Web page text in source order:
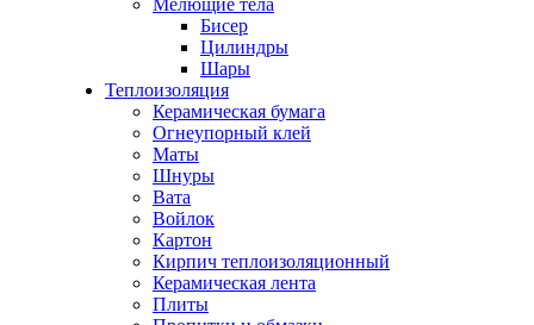
Мелющие тела
Бисер
Цилиндры
Шары
Теплоизоляция
Керамическая бумага
Огнеупорный клей
Маты
Шнуры
Вата
Войлок
Картон
Кирпич теплоизоляционный
Керамическая лента
Плиты